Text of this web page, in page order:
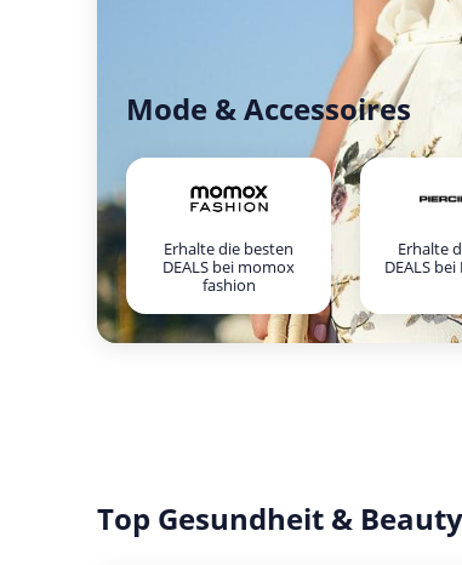
Mode & Accessoires
Erhalte die besten
DEALS bei momox
fashion
Erhalte
DEALS
Top Gesundheit &